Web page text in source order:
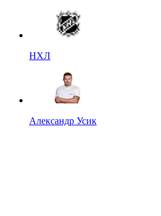
НХЛ
Александр Усик